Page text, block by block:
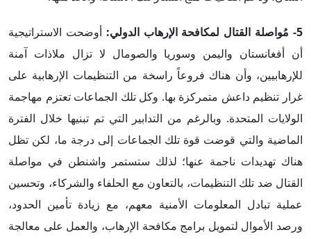
5- مُواصلة القتال لمكافحة الإرهاب الدولي: أوضحت الاستراتيجية
أن أفغانستان واليمن وسوريا والصومال لا تزال ملاذات آمنة
للإرهابيين، وأن هناك فروعاً راسخة من التنظيمات الإرهابية على
غرار تنظيم داعش متمركزة بها. وكل تلك الجماعات تعتزم مهاجمة
الولايات المتحدة. وبالرغم من التدابير التي تم تبنيها خلال الفترة
الماضية والتي قوضت قوة تلك الجماعات إلى درجة ما، لكن تظل
هناك تهديدات ناجمة عنها؛ لذلك ستستمر واشنطن في مواصلة
القتال ضد تلك التنظيمات، بالتعاون مع الحلفاء والشركاء، وتحسين
عملية تبادل المعلومات الأمنية معهم، مع زيادة تأمين الحدود،
ورصد الأموال لتمويل برامج مكافحة الإرهاب، والعمل على معالجة